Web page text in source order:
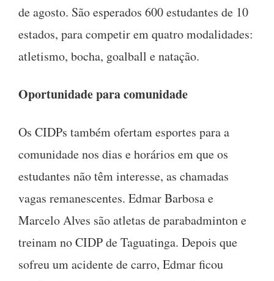
de agosto. São esperados 600 estudantes de 10
estados, para competir em quatro modalidades:
atletismo, bocha, goalball e natação.
Oportunidade para comunidade
Os CIDPs também ofertam esportes para a
comunidade nos dias e horários em que os
estudantes não têm interesse, as chamadas
vagas remanescentes. Edmar Barbosa e
Marcelo Alves são atletas de parabadminton e
treinam no CIDP de Taguatinga. Depois que
sofreu um acidente de carro, Edmar ficou